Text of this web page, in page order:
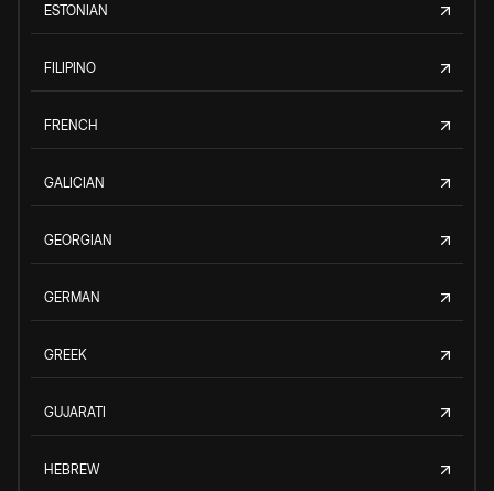
ESTONIAN
FILIPINO
FRENCH
GALICIAN
GEORGIAN
GERMAN
GREEK
GUJARATI
HEBREW